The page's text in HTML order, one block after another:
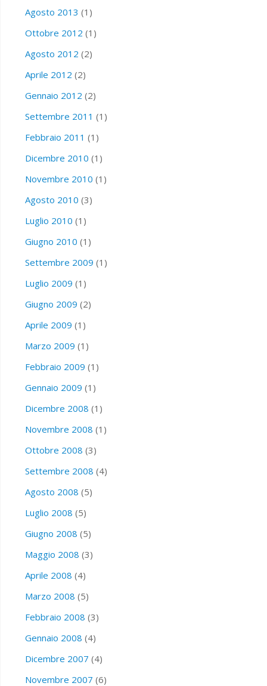
Agosto 2013 (1)
Ottobre 2012 (1)
Agosto 2012 (2)
Aprile 2012 (2)
Gennaio 2012 (2)
Settembre 2011 (1)
Febbraio 2011 (1)
Dicembre 2010 (1)
Novembre 2010 (1)
Agosto 2010 (3)
Luglio 2010 (1)
Giugno 2010 (1)
Settembre 2009 (1)
Luglio 2009 (1)
Giugno 2009 (2)
Aprile 2009 (1)
Marzo 2009 (1)
Febbraio 2009 (1)
Gennaio 2009 (1)
Dicembre 2008 (1)
Novembre 2008 (1)
Ottobre 2008 (3)
Settembre 2008 (4)
Agosto 2008 (5)
Luglio 2008 (5)
Giugno 2008 (5)
Maggio 2008 (3)
Aprile 2008 (4)
Marzo 2008 (5)
Febbraio 2008 (3)
Gennaio 2008 (4)
Dicembre 2007 (4)
Novembre 2007 (6)